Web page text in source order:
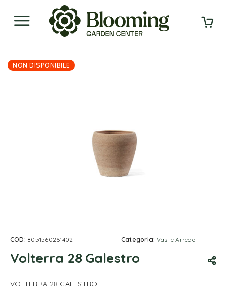
NON DISPONIBILE
COD: 8051560261402 Categoria: Vasi e Arredo
Volterra 28 Galestro
VOLTERRA 28 GALESTRO